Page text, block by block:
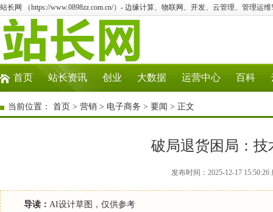
站长网 （https://www.0898zz.com.cn/）- 边缘计算、物联网、开发、云管理、管理运维!
首页 站长资讯 创业 大数据 运营中心 百科
当前位置： 首页 > 营销 > 电子商务 > 要闻 > 正文
破局退货困局：
发布时间：2025-12-17
导读： AI设计草图，仅供参考